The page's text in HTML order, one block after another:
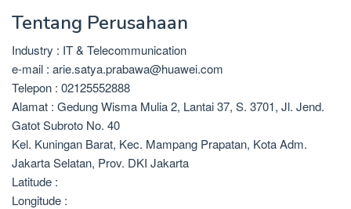
Tentang Perusahaan
Industry : IT & Telecommunication
e-mail : arie.satya.prabawa@huawei.com
Telepon : 02125552888
Alamat : Gedung Wisma Mulia 2, Lantai 37, S. 3701, Jl. Jend.
Gatot Subroto No. 40
Kel. Kuningan Barat, Kec. Mampang Prapatan, Kota Adm.
Jakarta Selatan, Prov. DKI Jakarta
Latitude :
Longitude :